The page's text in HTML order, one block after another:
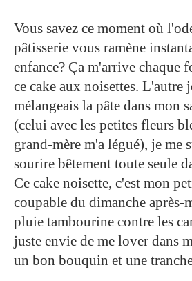
Vous savez ce moment où
pâtisserie vous ramène
enfance? Ça m'arrive chaque
ce cake aux noisettes. L'autre
mélangeais la pâte dans mon
(celui avec les petites fleurs
grand-mère m'a légué), je me
sourire bêtement toute seule
Ce cake noisette, c'est mon
coupable du dimanche après-
pluie tambourine contre les
juste envie de me lover dans
un bon bouquin et une